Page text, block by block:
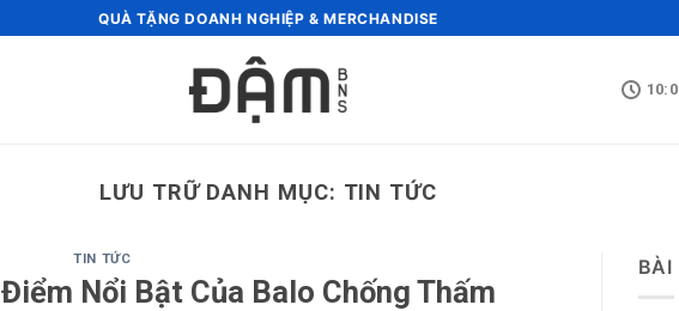
QUÀ TẶNG DOANH NGHIỆP & MERCHANDISE
LƯU TRỮ DANH MỤC: TIN TỨC
TIN TỨC
Nổi Bật Của Balo Chống Thấm
BÀI